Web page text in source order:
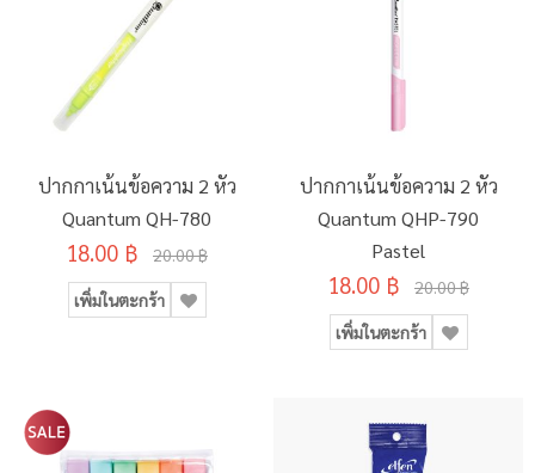
ปากกาเน้นข้อความ 2 หัว
Quantum QH-780
18.00 ฿ 20.00 ฿
เพิ่มในตะกร้า
ปากกาเน้นข้อความ 2 หัว
Quantum QHP-790
Pastel
18.00 ฿ 20.00 ฿
เพิ่มในตะกร้า